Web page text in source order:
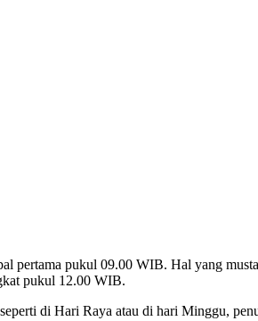
pertama pukul 09.00 WIB. Hal yang
pukul 12.00 WIB.
di Hari Raya atau di hari Minggu,